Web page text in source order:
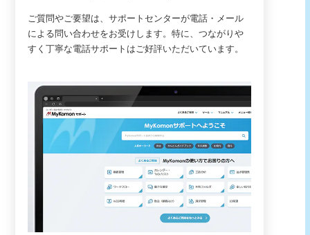
ご質問やご要望は、サポートセンターが電話・メール
による問い合わせをお受けします。特に、つながりや
すく丁寧な電話サポートはご好評いただいています。